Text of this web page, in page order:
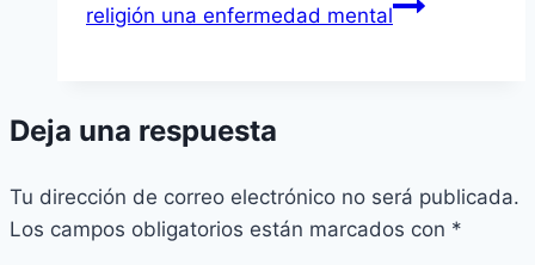
religión una enfermedad mental
Deja una respuesta
Tu dirección de correo electrónico no será publicada.
Los campos obligatorios están marcados con *